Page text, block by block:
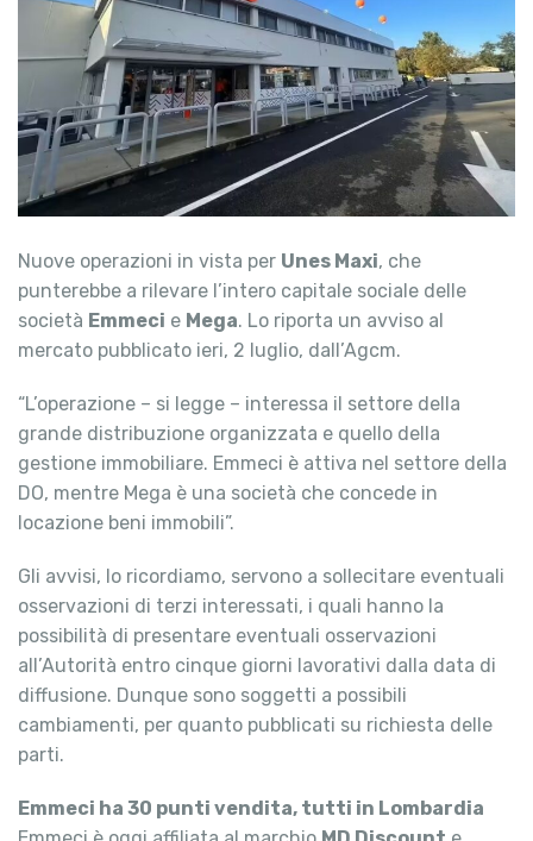
Nuove operazioni in vista per Unes Maxi, che
punterebbe a rilevare l’intero capitale sociale delle
società Emmeci e Mega. Lo riporta un avviso al
mercato pubblicato ieri, 2 luglio, dall’Agcm.
“L’operazione – si legge – interessa il settore della
grande distribuzione organizzata e quello della
gestione immobiliare. Emmeci è attiva nel settore della
DO, mentre Mega è una società che concede in
locazione beni immobili”.
Gli avvisi, lo ricordiamo, servono a sollecitare eventuali
osservazioni di terzi interessati, i quali hanno la
possibilità di presentare eventuali osservazioni
all’Autorità entro cinque giorni lavorativi dalla data di
diffusione. Dunque sono soggetti a possibili
cambiamenti, per quanto pubblicati su richiesta delle
parti.
Emmeci ha 30 punti vendita, tutti in Lombardia